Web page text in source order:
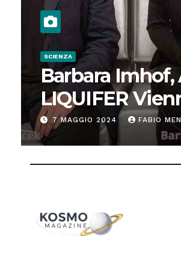
SCIENZA
Barbara
LIQUIFER
“Progettiamo
7 MAGGIO 2024 FABIO